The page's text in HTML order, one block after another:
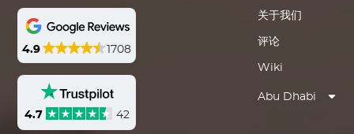
4.9 1708
4.7 42
关于我们
评论
Wiki
Abu Dhabi